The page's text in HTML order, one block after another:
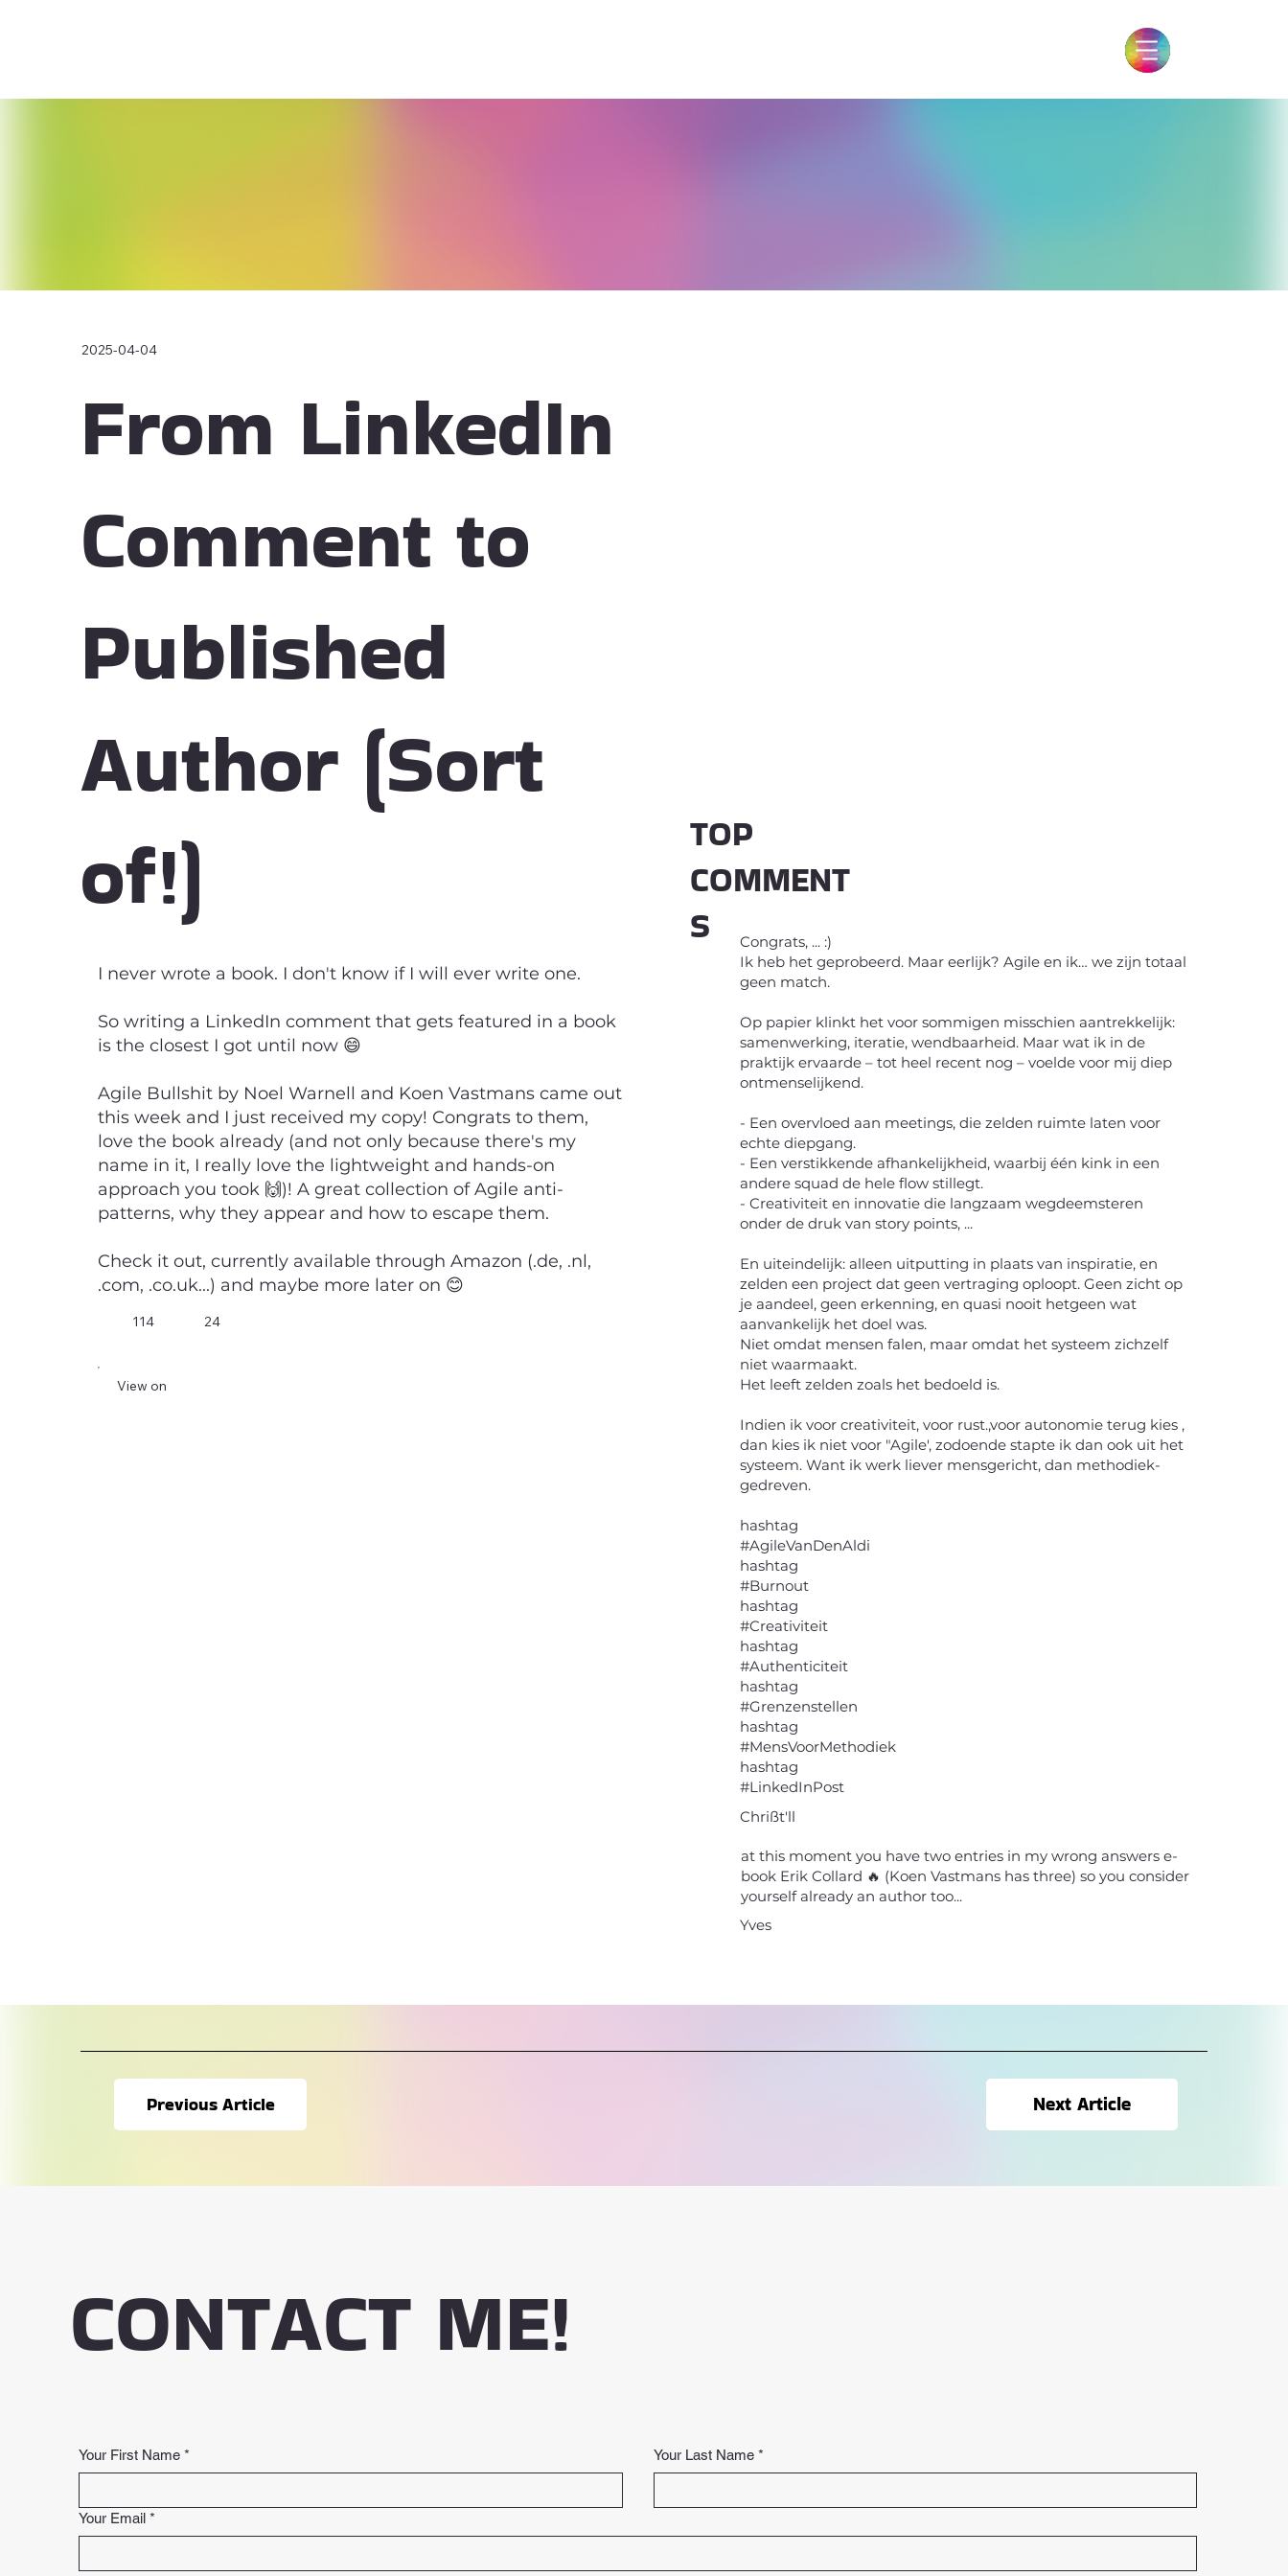
Previous Article Next Article
2025-04-04
From LinkedIn
Comment to
Published
Author (Sort
of!)
I never wrote a book. I don't know if I will ever write one.
So writing a LinkedIn comment that gets featured in a book
is the closest I got until now 😄
Agile Bullshit by Noel Warnell and Koen Vastmans came out
this week and I just received my copy! Congrats to them,
love the book already (and not only because there's my
name in it, I really love the lightweight and hands-on
approach you took 🙌)! A great collection of Agile anti-
patterns, why they appear and how to escape them.
Check it out, currently available through Amazon (.de, .nl,
.com, .co.uk...) and maybe more later on 😊
114 24
View on
TOP
COMMENT
S
Congrats, ... :)
Ik heb het geprobeerd. Maar eerlijk? Agile en ik… we zijn totaal
geen match.
Op papier klinkt het voor sommigen misschien aantrekkelijk:
samenwerking, iteratie, wendbaarheid. Maar wat ik in de
praktijk ervaarde – tot heel recent nog – voelde voor mij diep
ontmenselijkend.
- Een overvloed aan meetings, die zelden ruimte laten voor
echte diepgang.
- Een verstikkende afhankelijkheid, waarbij één kink in een
andere squad de hele flow stillegt.
- Creativiteit en innovatie die langzaam wegdeemsteren
onder de druk van story points, ...
En uiteindelijk: alleen uitputting in plaats van inspiratie, en
zelden een project dat geen vertraging oploopt. Geen zicht op
je aandeel, geen erkenning, en quasi nooit hetgeen wat
aanvankelijk het doel was.
Niet omdat mensen falen, maar omdat het systeem zichzelf
niet waarmaakt.
Het leeft zelden zoals het bedoeld is.
Indien ik voor creativiteit, voor rust.,voor autonomie terug kies ,
dan kies ik niet voor "Agile', zodoende stapte ik dan ook uit het
systeem. Want ik werk liever mensgericht, dan methodiek-
gedreven.
hashtag
#AgileVanDenAldi
hashtag
#Burnout
hashtag
#Creativiteit
hashtag
#Authenticiteit
hashtag
#Grenzenstellen
hashtag
#MensVoorMethodiek
hashtag
#LinkedInPost
Chrißt'll
at this moment you have two entries in my wrong answers e-
book Erik Collard 🔥 (Koen Vastmans has three) so you consider
yourself already an author too...
Yves
CONTACT ME!
Your First Name * Your Last Name *
Your Email *